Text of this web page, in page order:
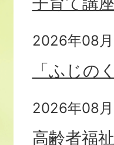
2026年08
「ふじの
2026年08
高齢者福